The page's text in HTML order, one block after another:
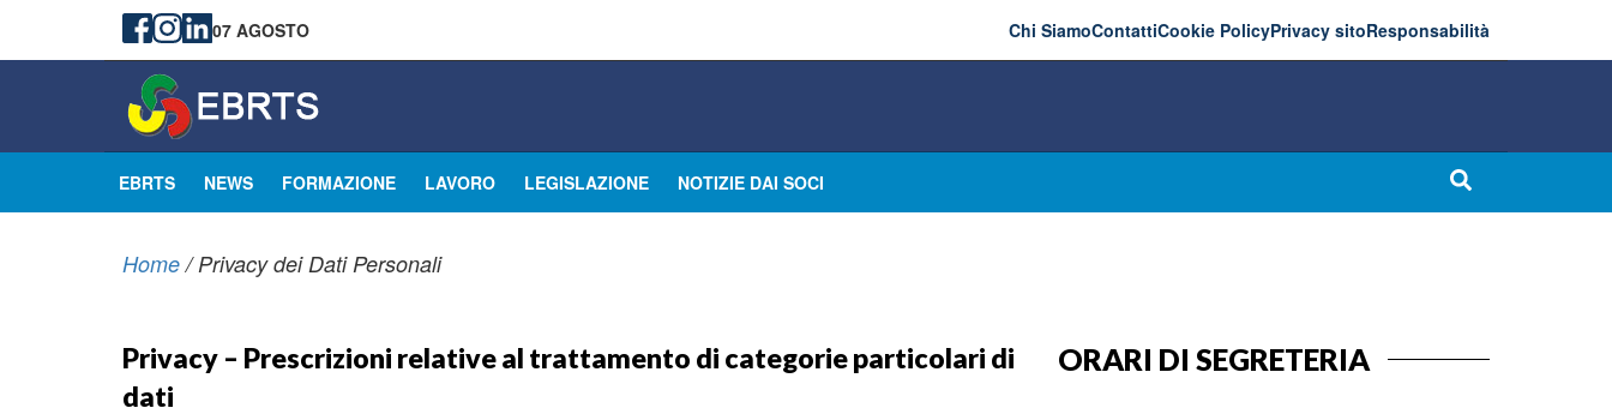
07 AGOSTO Chi SiamoContattiCookie PolicyPrivacy sitoResponsabilità
EBRTS NEWS FORMAZIONE LAVORO LEGISLAZIONE NOTIZIE DAI SOCI
Home/Privacy dei Dati Personali
Privacy – Prescrizioni relative al trattamento di categorie particolari di
dati
ORARI DI SEGRETERIA